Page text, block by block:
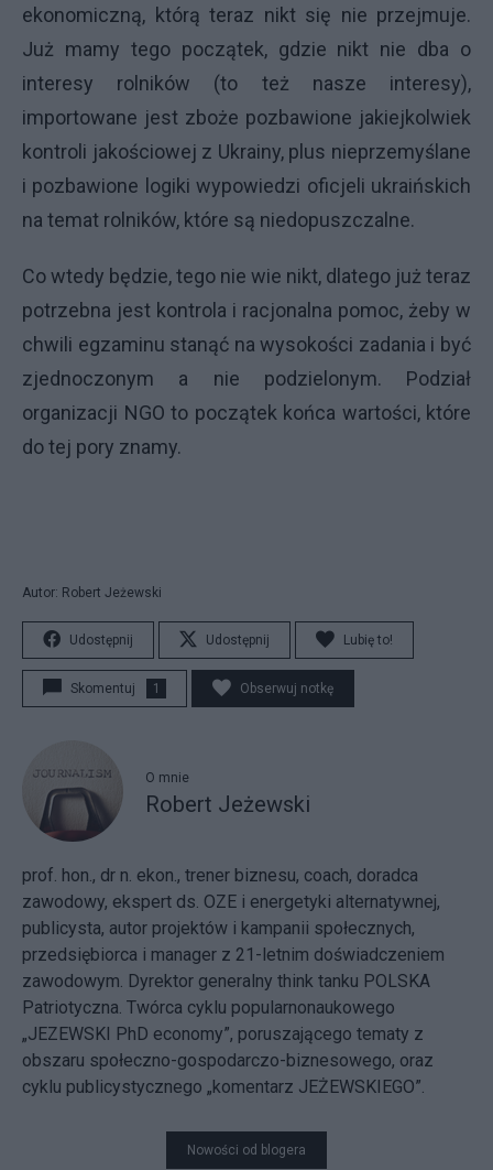
ekonomiczną, którą teraz nikt się nie przejmuje.
Już mamy tego początek, gdzie nikt nie dba o
interesy rolników (to też nasze interesy),
importowane jest zboże pozbawione jakiejkolwiek
kontroli jakościowej z Ukrainy, plus nieprzemyślane
i pozbawione logiki wypowiedzi oficjeli ukraińskich
na temat rolników, które są niedopuszczalne.
Co wtedy będzie, tego nie wie nikt, dlatego już teraz
potrzebna jest kontrola i racjonalna pomoc, żeby w
chwili egzaminu stanąć na wysokości zadania i być
zjednoczonym a nie podzielonym. Podział
organizacji NGO to początek końca wartości, które
do tej pory znamy.
Autor: Robert Jeżewski
Udostępnij Udostępnij Lubię to!
Skomentuj 1 Obserwuj notkę
O mnie
Robert Jeżewski
prof. hon., dr n. ekon., trener biznesu, coach, doradca
zawodowy, ekspert ds. OZE i energetyki alternatywnej,
publicysta, autor projektów i kampanii społecznych,
przedsiębiorca i manager z 21-letnim doświadczeniem
zawodowym. Dyrektor generalny think tanku POLSKA
Patriotyczna. Twórca cyklu popularnonaukowego
„JEZEWSKI PhD economy”, poruszającego tematy z
obszaru społeczno-gospodarczo-biznesowego, oraz
cyklu publicystycznego „komentarz JEŻEWSKIEGO”.
Nowości od blogera